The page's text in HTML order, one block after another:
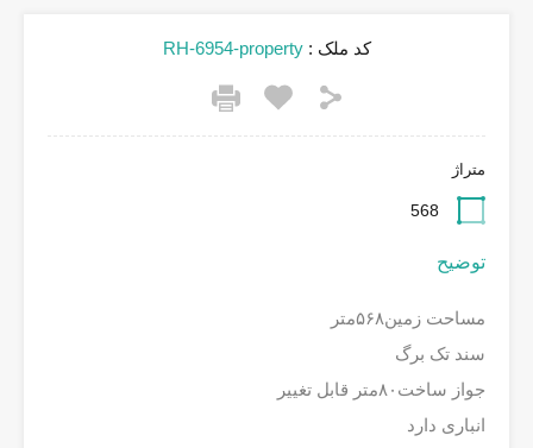
کد ملک : RH-6954-property
متراژ
568
توضیح
مساحت زمین۵۶۸متر
سند تک برگ
جواز ساخت۸۰متر قابل تغییر
انباری دارد